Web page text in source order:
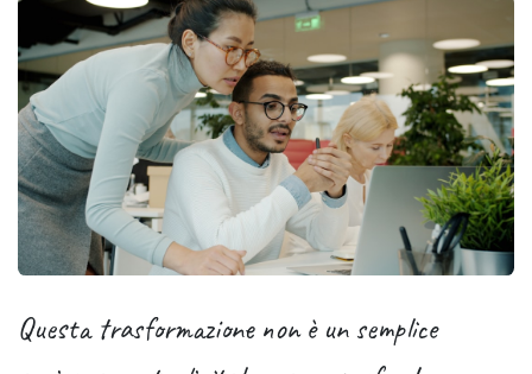
Questa trasformazione non è un semplice